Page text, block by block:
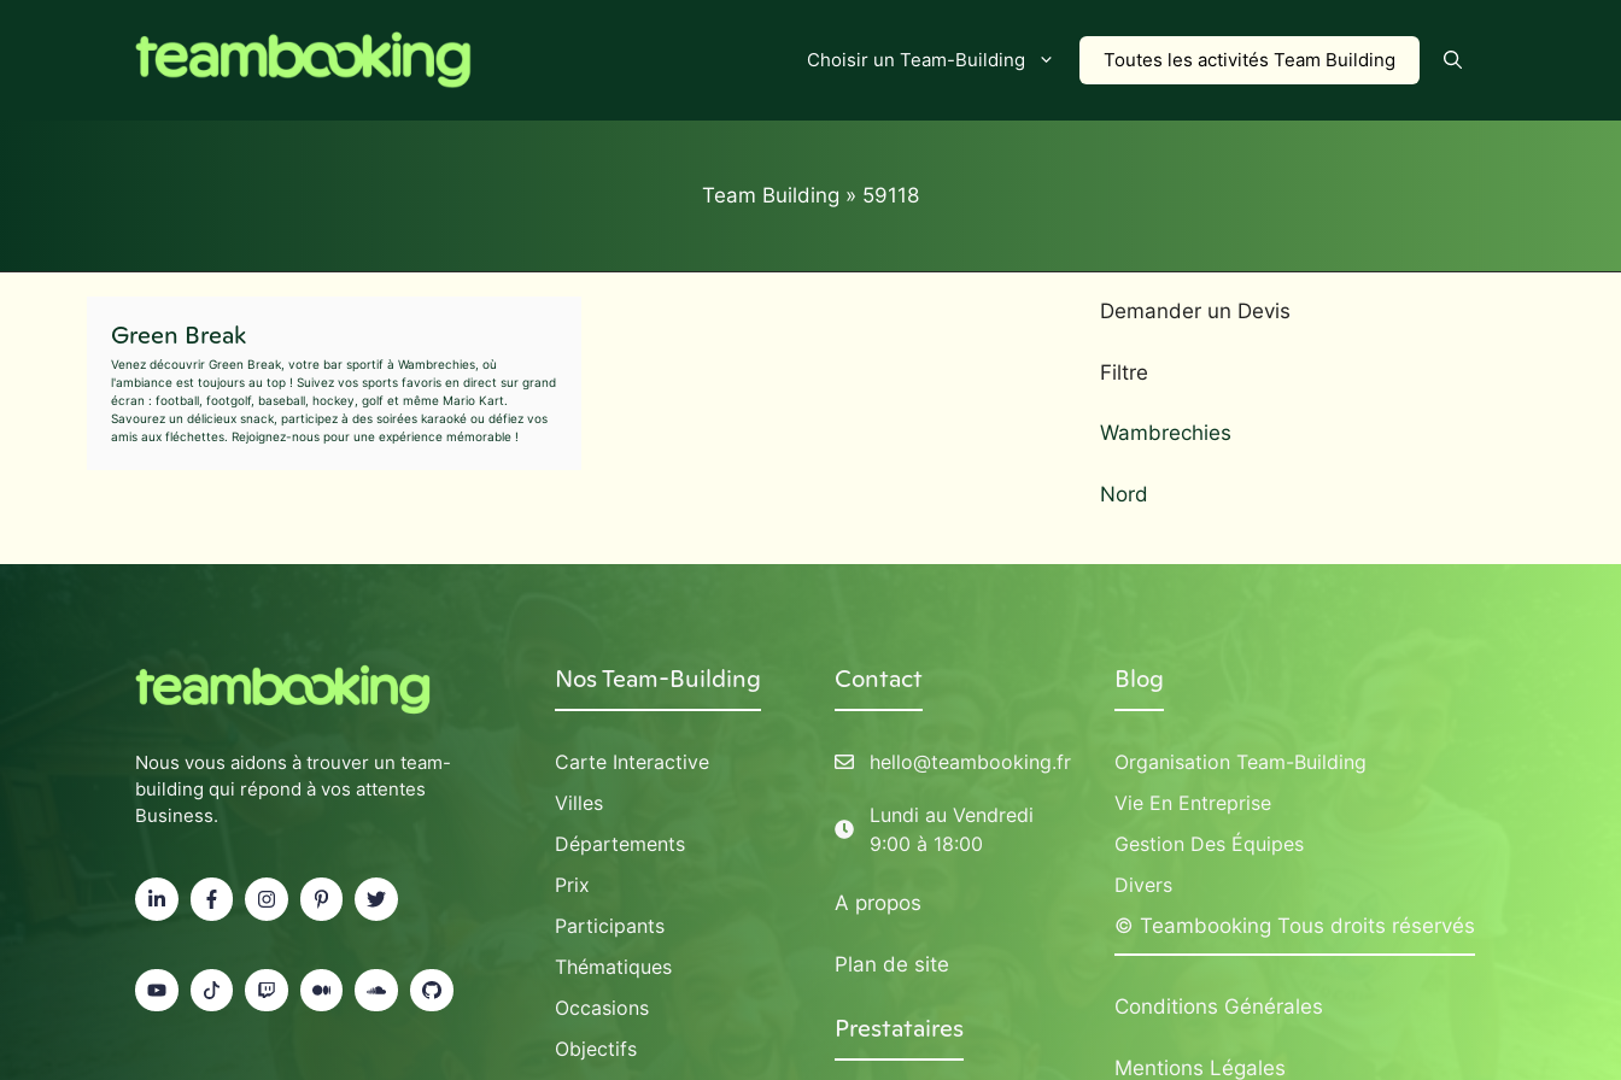
Choisir un Team-Building Toutes les activités Team Building
Team Building » 59118
Green Break
Venez découvrir Green Break, votre bar sportif à Wambrechies, où
l'ambiance est toujours au top ! Suivez vos sports favoris en direct sur grand
écran : football, footgolf, baseball, hockey, golf et même Mario Kart.
Savourez un délicieux snack, participez à des soirées karaoké ou défiez vos
amis aux fléchettes. Rejoignez-nous pour une expérience mémorable !
Demander un Devis
Filtre
Wambrechies
Nord
Nous vous aidons à trouver un team-
building qui répond à vos attentes
Business.
Nos Team-Building
Carte Interactive
Villes
Départements
Prix
Participants
Thématiques
Occasions
Objectifs
Contact
hello@teambooking.fr
Lundi au Vendredi
9:00 à 18:00
A propos
Plan de site
Prestataires
Blog
Organisation Team-Building
Vie En Entreprise
Gestion Des Équipes
Divers
© Teambooking Tous droits réservés
Conditions Générales
Mentions Légales